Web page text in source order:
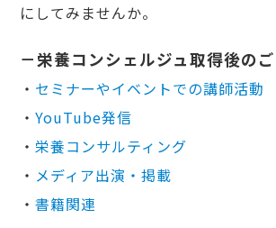
にしてみませんか。
－栄養コンシェルジュ取得後の
・ セミナーやイベントでの講師活動
・YouTube発信
・栄養コンサルティング
・ メディア出演・掲載
・書籍関連